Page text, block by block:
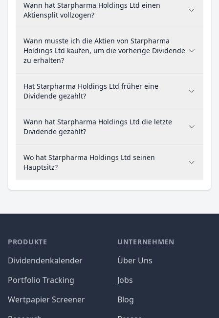
Wann hat Starpharma Holdings Ltd einen
Aktiensplit vollzogen?
Wann musste ich die Aktien von Starpharma
Holdings Ltd kaufen, um die vorherige Dividende
zu erhalten?
Hat Starpharma Holdings Ltd früher eine
Dividende gezahlt?
Wann hat Starpharma Holdings Ltd die letzte
Dividende gezahlt?
Wo hat Starpharma Holdings Ltd seinen
Hauptsitz?
PRODUKTE
Dividendenkalender
Portfolio Tracking
Wertpapier Screener
UNTERNEHMEN
Über Uns
Jobs
Blog